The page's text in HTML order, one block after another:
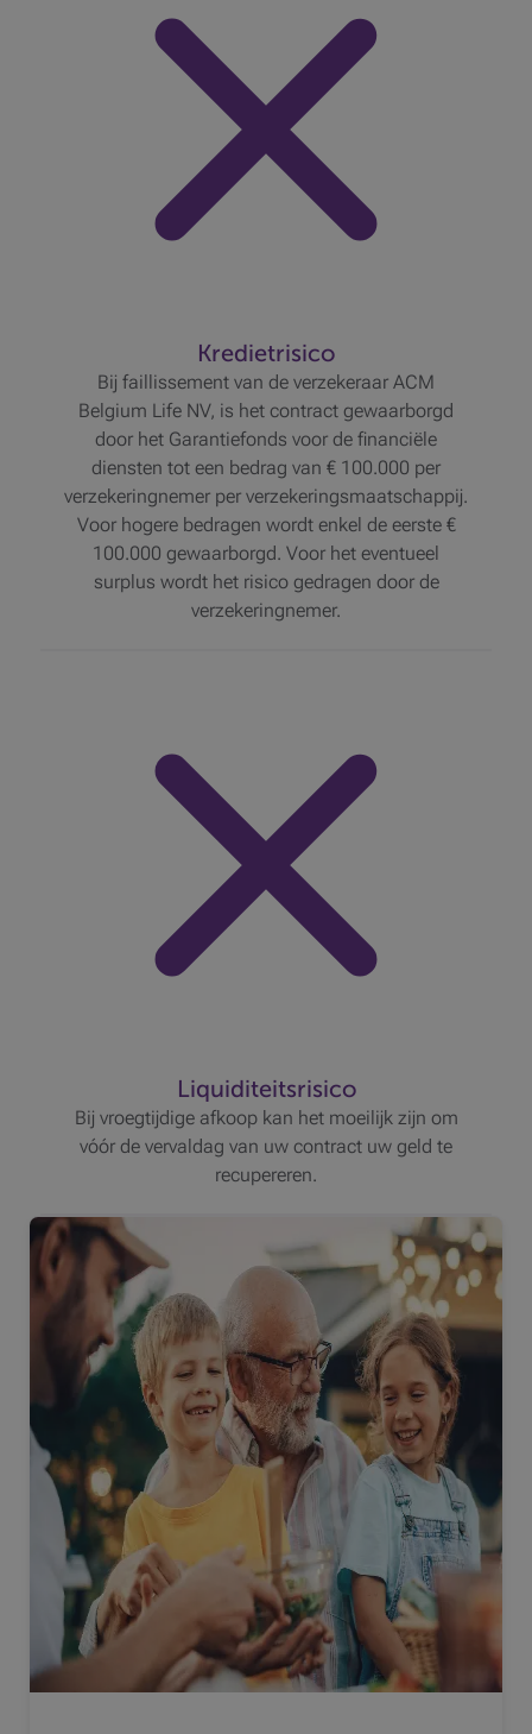
Kredietrisico
Bij faillissement van de verzekeraar ACM
Belgium Life NV, is het contract gewaarborgd
door het Garantiefonds voor de financiële
diensten tot een bedrag van € 100.000 per
verzekeringnemer per verzekeringsmaatschappij.
Voor hogere bedragen wordt enkel de eerste €
100.000 gewaarborgd. Voor het eventueel
surplus wordt het risico gedragen door de
verzekeringnemer.
Liquiditeitsrisico
Bij vroegtijdige afkoop kan het moeilijk zijn om
vóór de vervaldag van uw contract uw geld te
recupereren.